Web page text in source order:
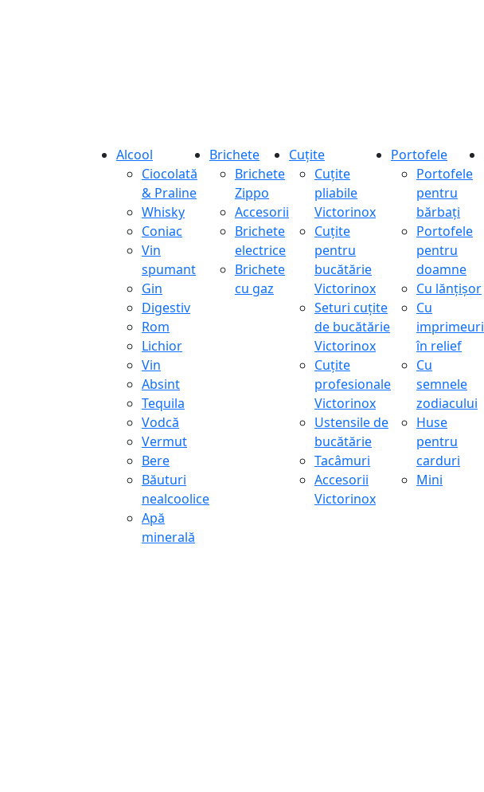
Alcool
Ciocolată
& Praline
Whisky
Coniac
Vin
spumant
Gin
Digestiv
Rom
Lichior
Vin
Absint
Tequila
Vodcă
Vermut
Bere
Băuturi
nealcoolice
Apă
minerală
Brichete
Brichete
Zippo
Accesorii
Brichete
electrice
Brichete
cu gaz
Cuțite
Cuțite
pliabile
Victorinox
Cuțite
pentru
bucătărie
Victorinox
Seturi cuțite
de bucătărie
Victorinox
Cuțite
profesionale
Victorinox
Ustensile de
bucătărie
Tacâmuri
Accesorii
Victorinox
Portofele
Portofele
pentru
bărbați
Portofele
pentru
doamne
Cu lănțișor
Cu
imprimeuri
în relief
Cu
semnele
zodiacului
Huse
pentru
carduri
Mini